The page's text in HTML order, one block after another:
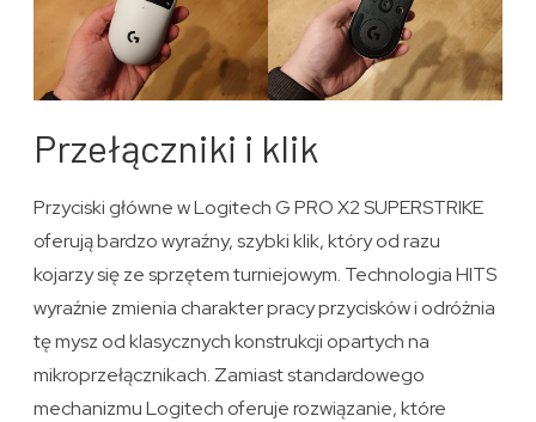
Przełączniki i klik
Przyciski główne w Logitech G PRO X2 SUPERSTRIKE
oferują bardzo wyraźny, szybki klik, który od razu
kojarzy się ze sprzętem turniejowym. Technologia HITS
wyraźnie zmienia charakter pracy przycisków i odróżnia
tę mysz od klasycznych konstrukcji opartych na
mikroprzełącznikach. Zamiast standardowego
mechanizmu Logitech oferuje rozwiązanie, które